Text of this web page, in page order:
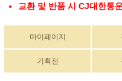
교환 및 반품 시 CJ대한통
마이페이지
기획전